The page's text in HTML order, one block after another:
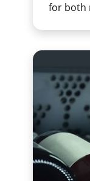
for both